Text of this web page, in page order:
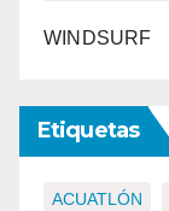
WINDSURF
Etiquetas
ACUATLÓN